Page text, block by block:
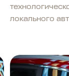
локального